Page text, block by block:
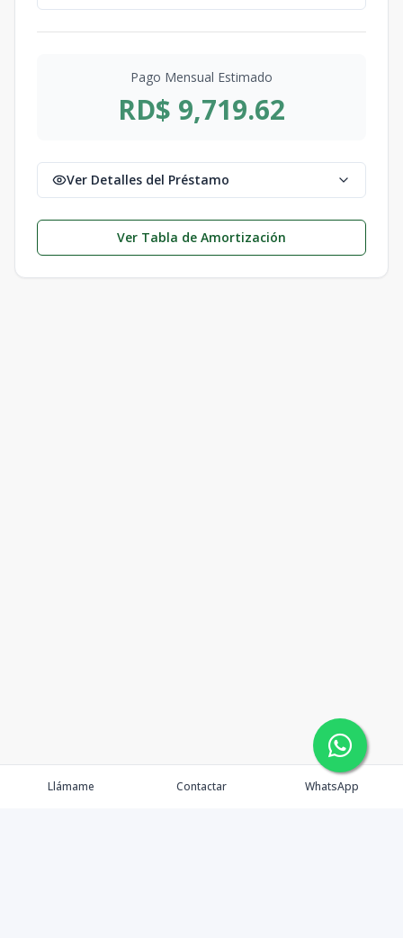
Pago Mensual Estimado
RD$ 9,719.62
Ver Detalles del Préstamo
Ver Tabla de Amortización
Llámame Contactar WhatsApp